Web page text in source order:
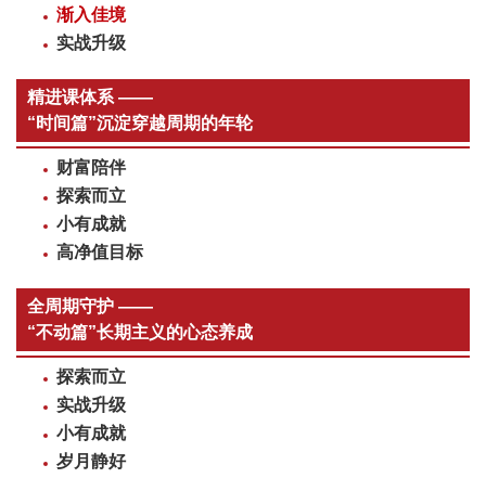
渐入佳境
实战升级
精进课体系 ——
“时间篇”沉淀穿越周期的年轮
财富陪伴
探索而立
小有成就
高净值目标
全周期守护 ——
“不动篇”长期主义的心态养成
探索而立
实战升级
小有成就
岁月静好